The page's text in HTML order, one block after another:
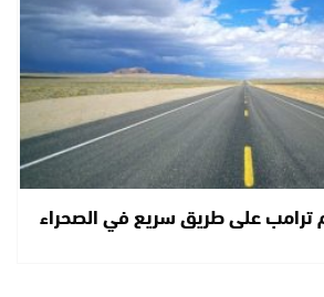
على طريق سريع في الصحراء